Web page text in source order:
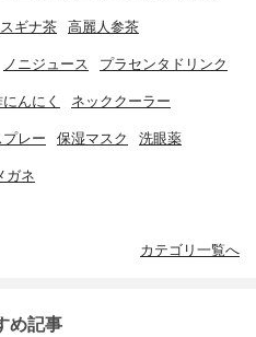
スギナ茶 高麗人参茶
ノニジュース プラセンタドリンク
んにく ネッククーラー
レー 保湿マスク 洗眼薬
ガネ
カテゴリ一覧へ
め記事